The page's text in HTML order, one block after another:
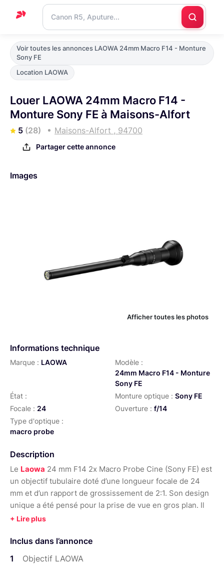
Accueil
Support
Blog
Nous
contacter
Voir toutes les annonces LAOWA 24mm Macro F14 - Monture
Sony FE
Location LAOWA
Louer LAOWA 24mm Macro F14 -
Monture Sony FE à Maisons-Alfort
5 (28) Maisons-Alfort , 94700
Partager cette annonce
Images
Afficher toutes les photos
Informations technique
Marque : LAOWA
Modèle :
24mm Macro F14 - Monture
Sony FE
État :
Monture optique : Sony FE
Focale : 24 Ouverture : f/14
Type d'optique :
macro probe
Description
Le Laowa 24 mm F14 2x Macro Probe Cine (Sony FE) est
un objectif tubulaire doté d’une longueur focale de 24
mm et d’un rapport de grossissement de 2:1. Son design
unique a été pensé pour la prise de vue en gros plan. Il
permet d’accéder à des endroits difficiles, voir
traditionnelle.
Cette version Ciné intègre des engrenages de mise au
Inclus dans l’annonce
1
Objectif LAOWA